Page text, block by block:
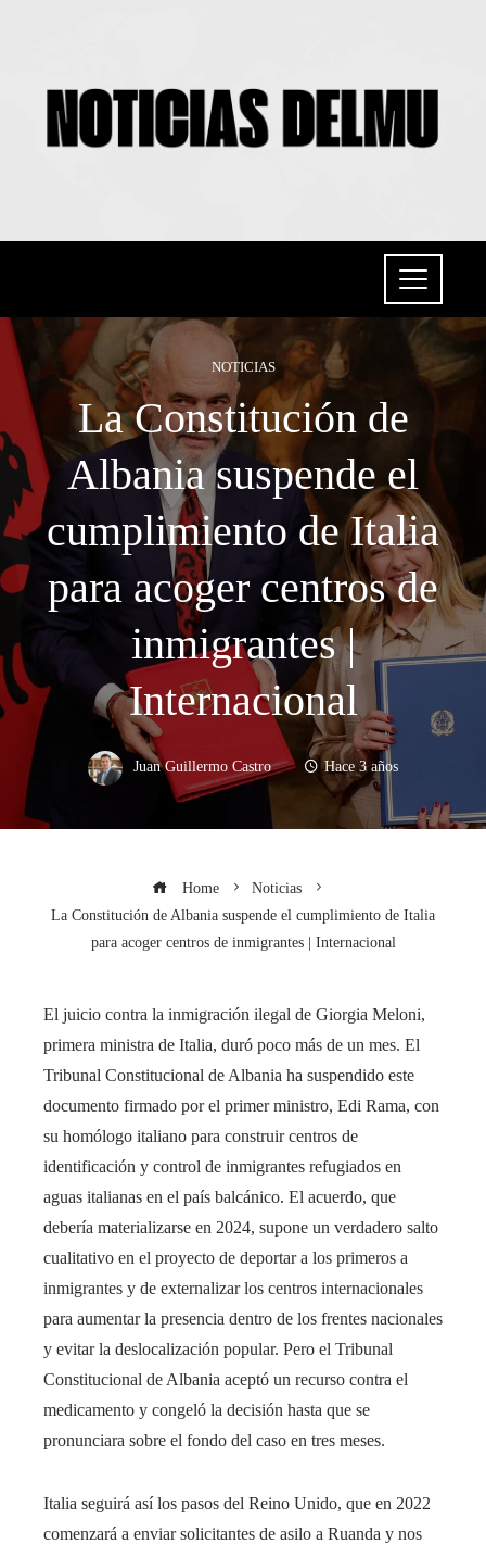
NOTICIAS
La Constitución de
Albania suspende el
cumplimiento de Italia
para acoger centros de
inmigrantes |
Internacional
Juan Guillermo Castro Hace 3 años
Home
Noticias
La Constitución de Albania suspende el cumplimiento de Italia
para acoger centros de inmigrantes | Internacional
El juicio contra la inmigración ilegal de Giorgia Meloni,
primera ministra de Italia, duró poco más de un mes. El
Tribunal Constitucional de Albania ha suspendido este
documento firmado por el primer ministro, Edi Rama, con
su homólogo italiano para construir centros de
identificación y control de inmigrantes refugiados en
aguas italianas en el país balcánico. El acuerdo, que
debería materializarse en 2024, supone un verdadero salto
cualitativo en el proyecto de deportar a los primeros a
inmigrantes y de externalizar los centros internacionales
para aumentar la presencia dentro de los frentes nacionales
y evitar la deslocalización popular. Pero el Tribunal
Constitucional de Albania aceptó un recurso contra el
medicamento y congeló la decisión hasta que se
pronunciara sobre el fondo del caso en tres meses.
Italia seguirá así los pasos del Reino Unido, que en 2022
comenzará a enviar solicitantes de asilo a Ruanda y nos